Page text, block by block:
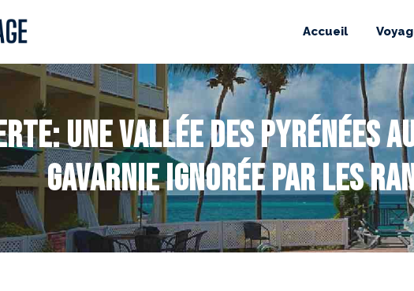
Accueil
Une vallée des Pyrénées
Gavarnie ignorée par les